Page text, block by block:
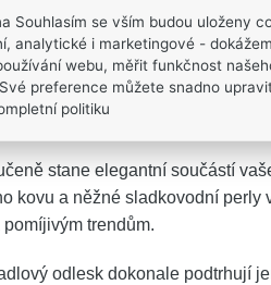
15 mm
stane elegantní součástí
kovu a něžné sladkovodní perly
trendům.
odlesk dokonale podtrhují
Souhlasím se vším budou uloženy
analytické i marketingové -
webu, měřit funkčnost
preference můžete snadno
politiku